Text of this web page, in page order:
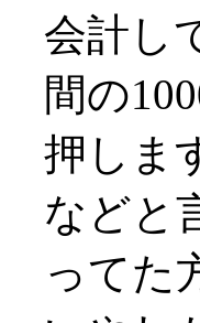
会計し
間の
押しま
などと
ってた